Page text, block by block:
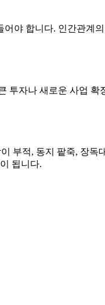
야 합니다. 인간관계
투자나 새로운 사업
부적, 동지 팥죽, 장독
됩니다.